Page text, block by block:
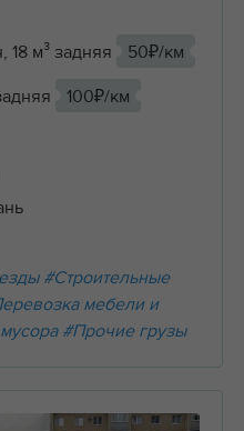
18 м³ задняя
50₽/км
100₽/км
#Строительные
мебели и
#Прочие грузы